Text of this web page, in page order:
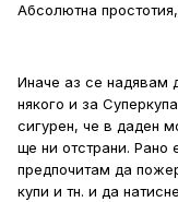
Абсолютна
Иначе аз се надявам
някого и за
сигурен, че в даден
ще ни отстрани. Рано
предпочитам да
купи и тн. и да